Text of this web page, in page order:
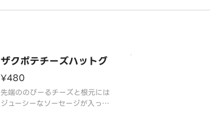
ザクポテチーズハットグ
¥480
先端ののびーるチーズと根元には
ジューシーなソーセージが入って